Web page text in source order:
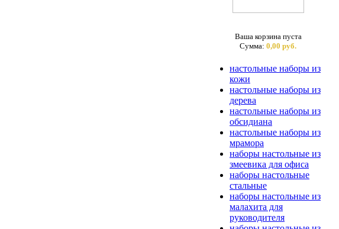
Ваша корзина пуста
Сумма: 0,00 руб.
настольные наборы из
кожи
настольные наборы из
дерева
настольные наборы из
обсидиана
настольные наборы из
мрамора
наборы настольные из
змеевика для офиса
наборы настольные
стальные
наборы настольные из
малахита для
руководителя